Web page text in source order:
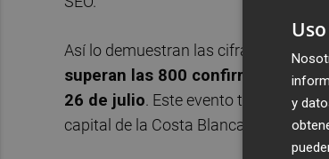
Así lo demuestran las cifras de
superan las 800 confirmaciones
26 de julio. Este evento tiene la
capital de la Costa Blanca está
y